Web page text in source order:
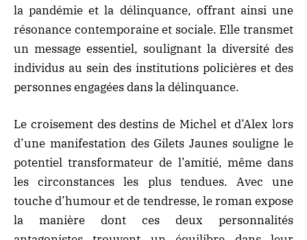
la pandémie et la délinquance, offrant ainsi une
résonance contemporaine et sociale. Elle transmet
un message essentiel, soulignant la diversité des
individus au sein des institutions policières et des
personnes engagées dans la délinquance.
Le croisement des destins de Michel et d’Alex lors
d’une manifestation des Gilets Jaunes souligne le
potentiel transformateur de l’amitié, même dans
les circonstances les plus tendues. Avec une
touche d’humour et de tendresse, le roman expose
la manière dont ces deux personnalités